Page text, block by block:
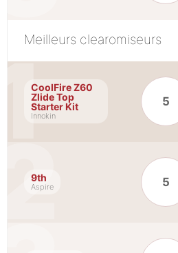
Meilleurs clearomiseurs
CoolFire Z60
Zlide Top
Starter Kit
Innokin
5
9th
Aspire 5